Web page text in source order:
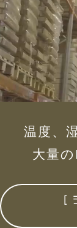
温度、
大量
[